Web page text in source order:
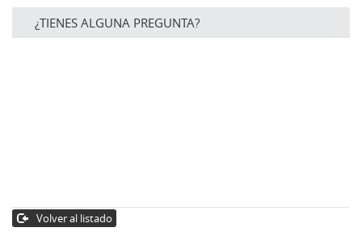
¿TIENES ALGUNA PREGUNTA?
Volver al listado